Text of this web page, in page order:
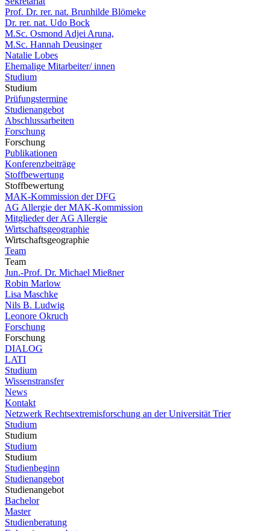
Prof. Dr. rer. nat. Brunhilde Blömeke
Dr. rer. nat. Udo Bock
M.Sc. Osmond Adjei Aruna,
M.Sc. Hannah Deusinger
Natalie Lobes
Ehemalige Mitarbeiter/ innen
Studium
Studium
Prüfungstermine
Studienangebot
Abschlussarbeiten
Forschung
Forschung
Publikationen
Konferenzbeiträge
Stoffbewertung
Stoffbewertung
MAK-Kommission der DFG
AG Allergie der MAK-Kommission
Mitglieder der AG Allergie
Wirtschaftsgeographie
Wirtschaftsgeographie
Team
Team
Jun.-Prof. Dr. Michael Mießner
Robin Marlow
Lisa Maschke
Nils B. Ludwig
Leonore Okruch
Forschung
Forschung
DIALOG
LATI
Studium
Wissenstransfer
News
Kontakt
Netzwerk Rechtsextremisforschung an der Universität Trier
Studium
Studium
Studium
Studium
Studienbeginn
Studienangebot
Studienangebot
Bachelor
Master
Studienberatung